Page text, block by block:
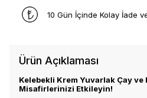
10 Gün İçinde Kolay İade
Ürün Açıklaması
Kelebekli Krem Yuvarlak Çay
Misafirlerinizi Etkileyin!